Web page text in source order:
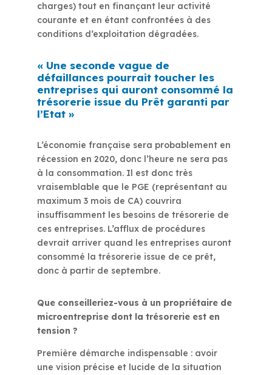
charges) tout en finançant leur activité
courante et en étant confrontées à des
conditions d’exploitation dégradées.
« Une seconde vague de
défaillances pourrait toucher les
entreprises qui auront consommé la
trésorerie issue du Prêt garanti par
l’Etat »
L’économie française sera probablement en
récession en 2020, donc l’heure ne sera pas
à la consommation. Il est donc très
vraisemblable que le PGE (représentant au
maximum 3 mois de CA) couvrira
insuffisamment les besoins de trésorerie de
ces entreprises. L’afflux de procédures
devrait arriver quand les entreprises auront
consommé la trésorerie issue de ce prêt,
donc à partir de septembre.
Que conseilleriez-vous à un propriétaire de
microentreprise dont la trésorerie est en
tension ?
Première démarche indispensable : avoir
une vision précise et lucide de la situation